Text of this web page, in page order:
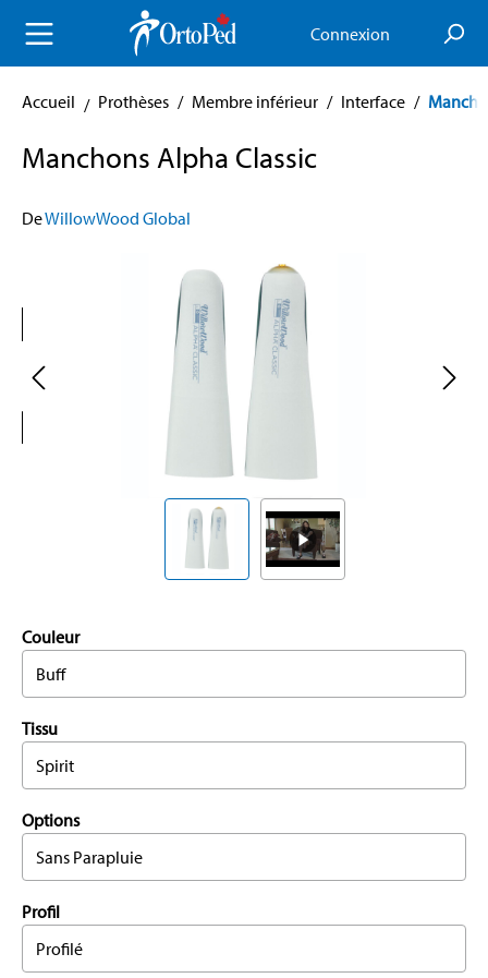
principal Connexion
Accueil Prothèses / Membre inférieur / Interface /
Manchons Alpha Classic
DeWillowWood Global
Couleur
Buff
Tissu
Spirit
Options
Sans Parapluie
Profil
Profilé